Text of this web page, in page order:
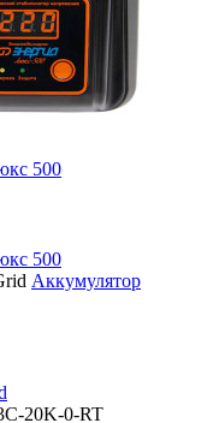
500
500
Аккумулятор